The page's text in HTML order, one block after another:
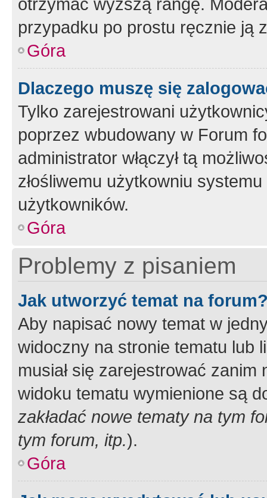
przypadku po prostu ręcznie ją
Góra
Dlaczego muszę się
Tylko zarejestrowani
poprzez wbudowany w Forum
administrator włączył tą
złośliwemu użytkowniu
użytkowników.
Góra
Problemy z pisaniem
Jak utworzyć temat na
Aby napisać nowy temat w
widoczny na stronie tematu lub
musiał się zarejestrować
widoku tematu wymienione są
zakładać nowe tematy na tym
tym forum, itp.).
Góra